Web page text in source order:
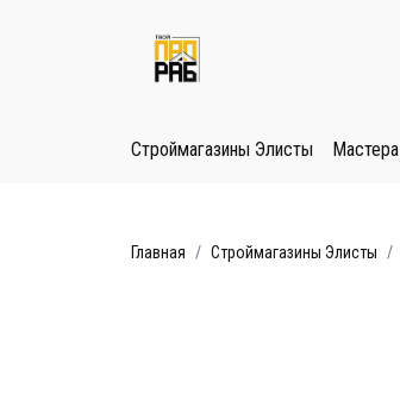
Строймагазины Элисты Мастера
Главная Строймагазины Элисты